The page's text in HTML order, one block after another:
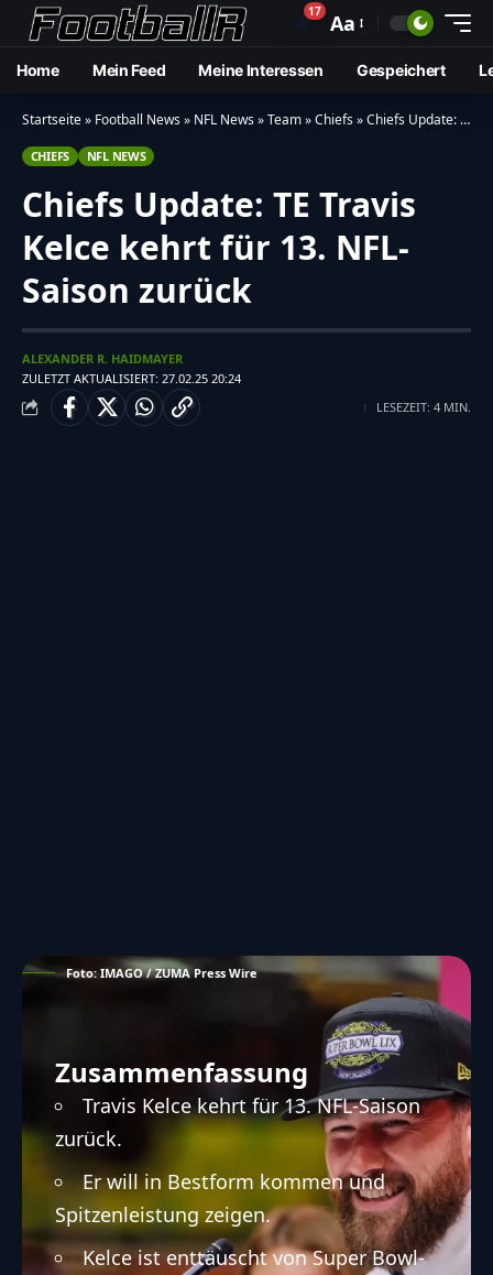
🔔17 Aa
Home Mein Feed Meine Interessen Gespeichert
Startseite» Football News» NFL News»Team»Chiefs»Chiefs Update: TE Travis Kelce kehrt für 13. NFL-Saison zurück
CHIEFS NFL NEWS
Chiefs Update: TE Travis
Kelce kehrt für 13. NFL-
Saison zurück
ZULETZT AKTUALISIERT: 27.02.25 20:24
ALEXANDER R. HAIDMAYER
LESEZEIT: 4 MIN.
Foto: IMAGO / ZUMA Press Wire
Zusammenfassung
Travis Kelce kehrt für 13. NFL-Saison
zurück.
Er will in Bestform kommen und
Spitzenleistung zeigen.
Kelce ist enttäuscht von Super Bowl-